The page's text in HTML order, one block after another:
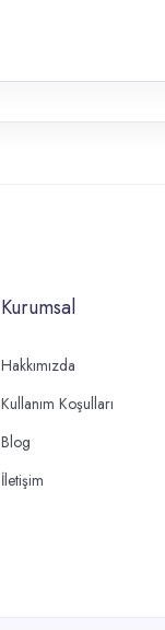
Kurumsal
Hakkımızda
Kullanım Koşulları
Blog
İletişim